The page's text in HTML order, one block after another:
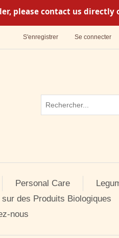
please contact us directly
S'enregistrer Se connecter
Personal Care
des Produits Biologiques
nous